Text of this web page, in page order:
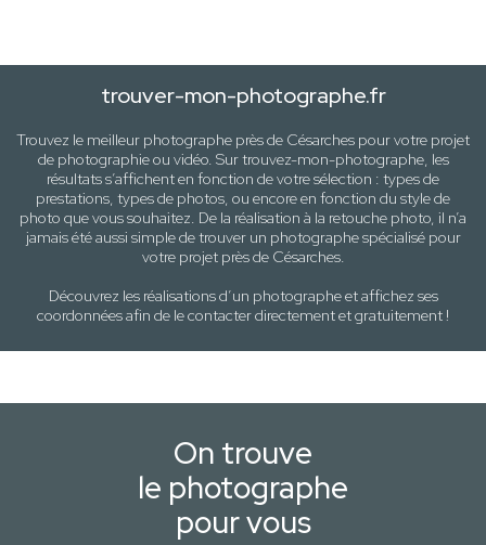
trouver-mon-photographe.fr
Trouvez le meilleur photographe près de Césarches pour votre projet
de photographie ou vidéo. Sur trouvez-mon-photographe, les
résultats s’affichent en fonction de votre sélection : types de
prestations, types de photos, ou encore en fonction du stylede
photo que vous souhaitez. De la réalisation à la retouche photo, il n’a
jamais été aussi simple de trouver un photographe spécialisé pour
votre projet près de Césarches.
Découvrez les réalisations d’un photographe et affichez ses
coordonnées afin de le contacter directement et gratuitement !
On trouve
le photographe
pour vous